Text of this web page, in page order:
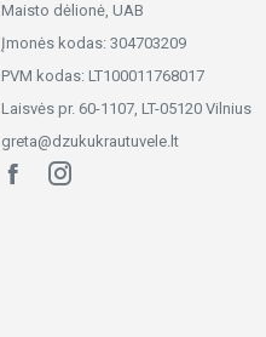
Maisto dėlionė, UAB
Įmonės kodas: 304703209
PVM kodas: LT100011768017
Laisvės pr. 60-1107, LT-05120 Vilnius
greta@dzukukrautuvele.lt